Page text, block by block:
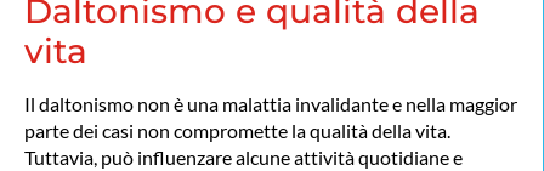
Daltonismo e qualità della
vita
Il daltonismo non è una malattia invalidante e nella maggior
parte dei casi non compromette la qualità della vita.
Tuttavia, può influenzare alcune attività quotidiane e